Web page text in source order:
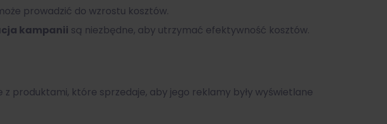
prowadzić do wzrostu kosztów.
kampanii są niezbędne, aby utrzymać efektywność kosztów.
z produktami, które sprzedaje, aby jego reklamy były wyświetlane